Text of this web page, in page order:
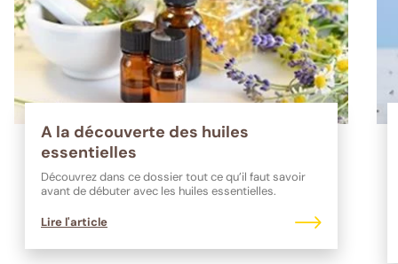
A la découverte des huiles
essentielles
Découvrez dans ce dossier tout ce qu’il faut savoir
avant de débuter avec les huiles essentielles.
Lire l'article